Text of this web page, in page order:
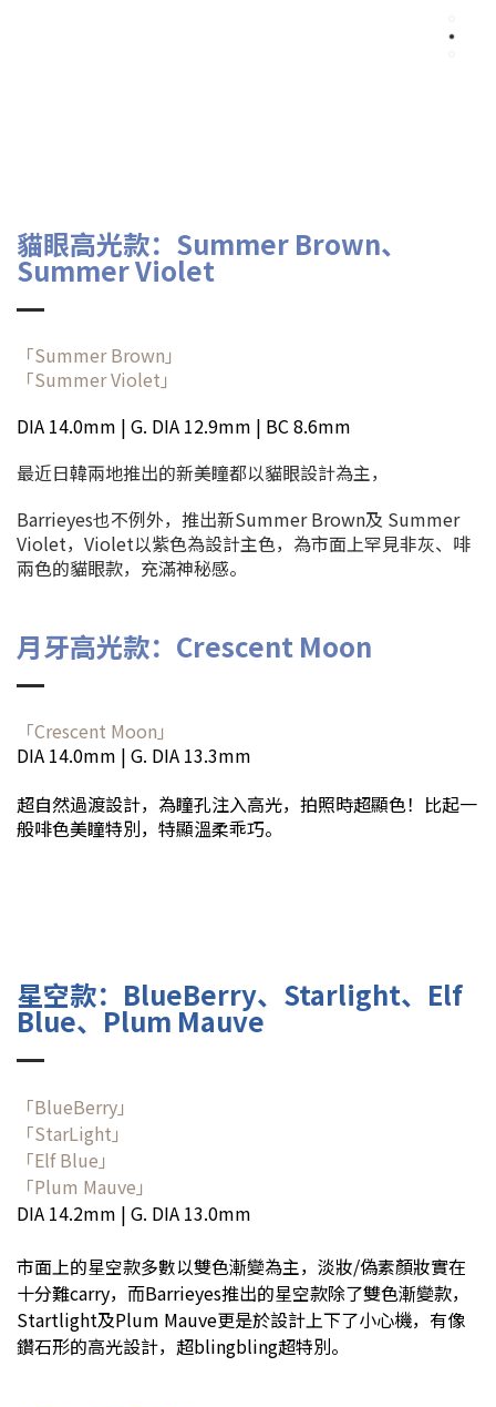
貓眼高光款：Summer Brown、
Summer Violet
「Summer Brown」
「Summer Violet」
DIA 14.0mm | G. DIA 12.9mm | BC 8.6mm
最近日韓兩地推出的新美瞳都以貓眼設計為主，
Barrieyes也不例外，推出新Summer Brown及 Summer
Violet，Violet以紫色為設計主色，為市面上罕見非灰、啡
兩色的貓眼款，充滿神秘感。
月牙高光款：Crescent Moon
「Crescent Moon」
DIA 14.0mm | G. DIA 13.3mm
超自然過渡設計，為瞳孔注入高光，拍照時超顯色！比起一
般啡色美瞳特別，特顯溫柔乖巧。
星空款：BlueBerry、Starlight、Elf
Blue、Plum Mauve
「BlueBerry」
「StarLight」
「Elf Blue」
「Plum Mauve」
DIA 14.2mm | G. DIA 13.0mm
市面上的星空款多數以雙色漸變為主，淡妝/偽素顏妝實在
十分難carry，而Barrieyes推出的星空款除了雙色漸變款，
Startlight及Plum Mauve更是於設計上下了小心機，有像
鑽石形的高光設計，超blingbling超特別。